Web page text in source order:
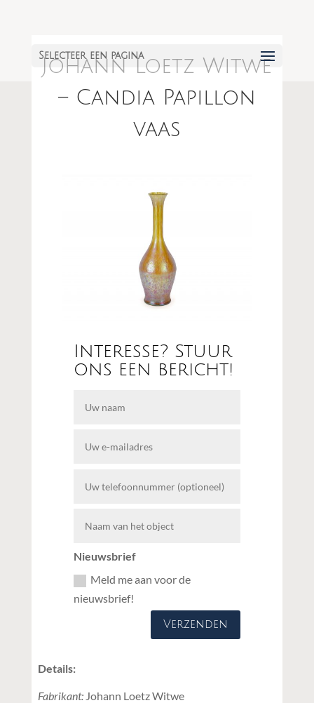
Selecteer een pagina
Johann Loetz Witwe
– Candia Papillon
vaas
Interesse? Stuur
ons een bericht!
Nieuwsbrief
Meld me aan voor de
nieuwsbrief!
Verzenden
Details:
Fabrikant:Johann Loetz Witwe